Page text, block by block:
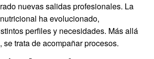
nuevas salidas profesionales. La
ha evolucionado,
perfiles y necesidades. Más allá
se trata de acompañar procesos.